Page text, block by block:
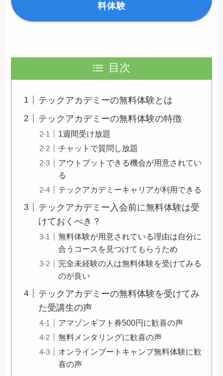
料体験
目次
テックアカデミーの無料体験とは
テックアカデミーの無料体験の特徴
1週間受け放題
チャットで質問し放題
アウトプットできる機会が用意されてい
る
テックアカデミーキャリアが利用できる
テックアカデミー入会前に無料体験は受
けておくべき？
無料体験が用意されている理由は自分に
合うコースを見つけてもらうため
完全未経験の人は無料体験を受けてみる
のが良い
テックアカデミーの無料体験を受けてみ
た受講生の声
アマゾンギフト券500円に歓喜の声
無料メンタリングに歓喜の声
オンラインブートキャンプ無料体験に歓
喜の声